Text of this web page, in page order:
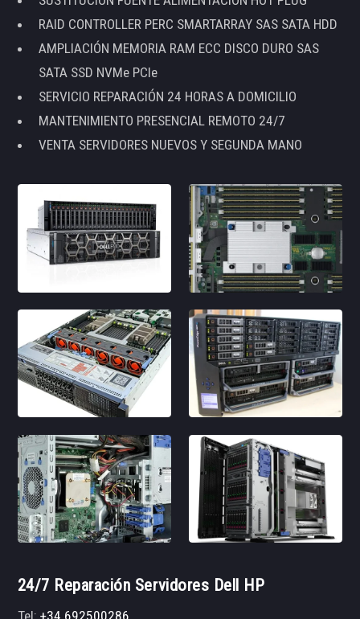
RAID CONTROLLER PERC SMARTARRAY SAS SATA HDD
AMPLIACIÓN MEMORIA RAM ECC DISCO DURO SAS
SATA SSD NVMe PCIe
SERVICIO REPARACIÓN 24 HORAS A DOMICILIO
MANTENIMIENTO PRESENCIAL REMOTO 24/7
VENTA SERVIDORES NUEVOS Y SEGUNDA MANO
24/7 Reparación Servidores Dell HP
Tel:+34 692500286